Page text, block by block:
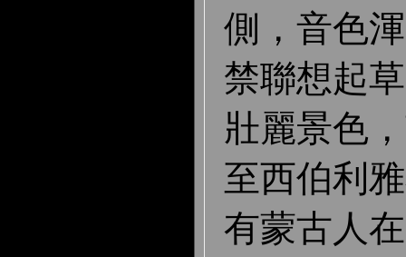
側，音色
禁聯想起
壯麗景色
至西伯利
有蒙古人